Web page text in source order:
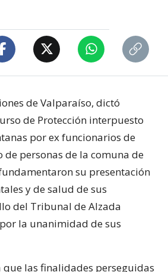
de Valparaíso, dictó
de Protección interpuesto
por ex funcionarios de
personas de la comuna de
su presentación
y de salud de sus
del Tribunal de Alzada
la unanimidad de sus
las finalidades perseguidas